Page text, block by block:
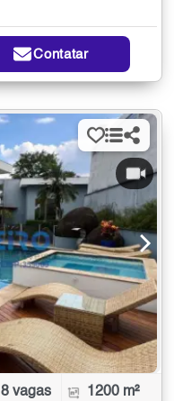
Contatar
8 vagas 1200 m²